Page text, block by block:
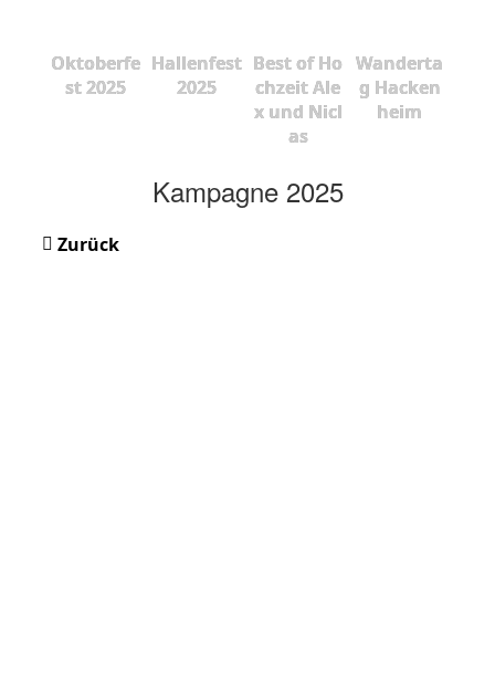
Oktoberfe
st 2025
Hallenfest
2025
Best of Ho
chzeit Ale
x und Nicl
as
Wanderta
g Hacken
heim
Kampagne 2025
Zurück